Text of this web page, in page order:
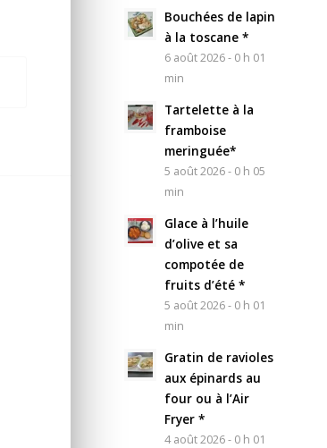
Bouchées de lapin
à la toscane *
6 août 2026 - 0 h 01
min
Tartelette à la
framboise
meringuée*
5 août 2026 - 0 h 05
min
Glace à l’huile
d’olive et sa
compotée de
fruits d’été *
5 août 2026 - 0 h 01
min
Gratin de ravioles
aux épinards au
four ou à l’Air
Fryer *
4 août 2026 - 0 h 01